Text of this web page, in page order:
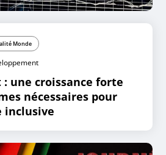
Monde
: une croissance forte
nécessaires pour
inclusive